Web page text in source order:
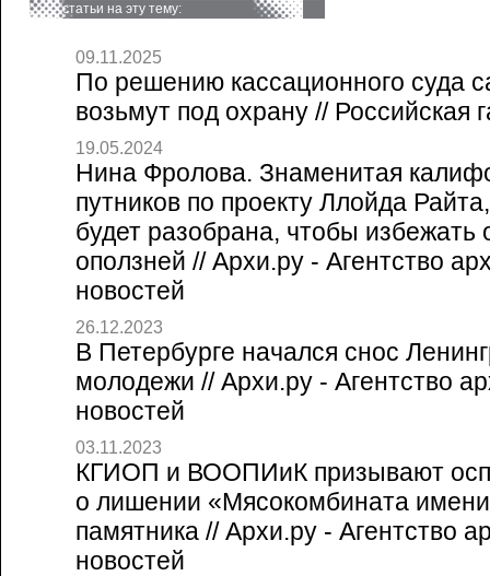
статьи на эту тему:
09.11.2025
По решению кассационного суда
возьмут под охрану // Российская
19.05.2024
Нина Фролова. Знаменитая
путников по проекту Ллойда
будет разобрана, чтобы избежать
оползней // Архи.ру - Агентство
новостей
26.12.2023
В Петербурге начался снос
молодежи // Архи.ру - Агентство
новостей
03.11.2023
КГИОП и ВООПИиК призывают
о лишении «Мясокомбината
памятника // Архи.ру - Агентство
новостей